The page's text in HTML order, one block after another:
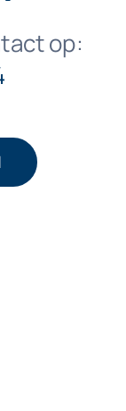
op: